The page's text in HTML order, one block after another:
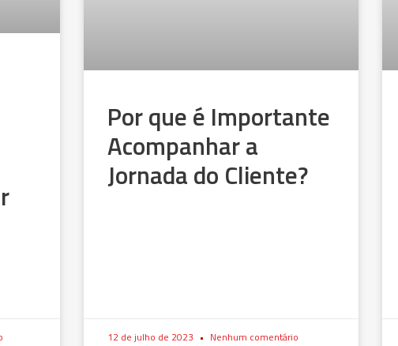
Por que é Importante
Acompanhar a
Jornada do Cliente?
12 de julho de 2023 Nenhum comentário